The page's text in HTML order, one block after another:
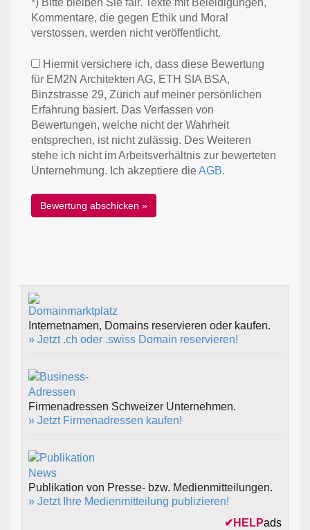
*) Bitte bleiben Sie fair. Texte mit Beleidigungen,
Kommentare, die gegen Ethik und Moral
verstossen, werden nicht veröffentlicht.
Hiermit versichere ich, dass diese Bewertung
für EM2N Architekten AG, ETH SIA BSA,
Binzstrasse 29, Zürich auf meiner persönlichen
Erfahrung basiert. Das Verfassen von
Bewertungen, welche nicht der Wahrheit
entsprechen, ist nicht zulässig. Des Weiteren
stehe ich nicht im Arbeitsverhältnis zur bewerteten
Unternehmung. Ich akzeptiere dieAGB.
Internetnamen, Domains reservieren oder kaufen.
» Jetzt .ch oder .swiss Domain reservieren!
Firmenadressen Schweizer Unternehmen.
» Jetzt Firmenadressen kaufen!
Publikation von Presse- bzw. Medienmitteilungen.
» Jetzt Ihre Medienmitteilung publizieren!
✔ HELPads